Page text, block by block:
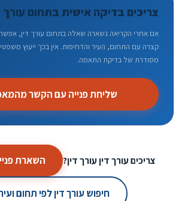
צריכים בדיקה אישית בתחום עורך
אם אחרי הקריאה נשארה שאלה בתחום עורך דין, אפשר
קצרה עם התחום, העיר והדחיפות. אין בכך ייעוץ
מסודרת של בדיקת התאמה.
שליחת פנייה עם הקשר
צריכים עורך דין עורך דין? השארת
חיפוש עורך דין לפי תחום